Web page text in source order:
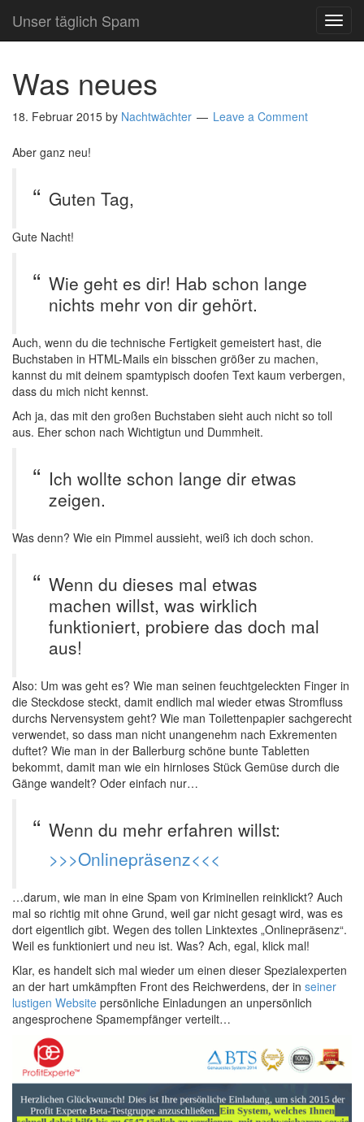
Unser täglich Spam
Was neues
18. Februar 2015 by Nachtwächter Leave a Comment
Aber ganz neu!
Guten Tag,
Gute Nacht!
Wie geht es dir! Hab schon lange
nichts mehr von dir gehört.
Auch, wenn du die technische Fertigkeit gemeistert hast, die
Buchstaben in HTML-Mails ein bisschen größer zu machen,
kannst du mit deinem spamtypisch doofen Text kaum verbergen,
dass du mich nicht kennst.
Ach ja, das mit den großen Buchstaben sieht auch nicht so toll
aus. Eher schon nach Wichtigtun und Dummheit.
Ich wollte schon lange dir etwas
zeigen.
Was denn? Wie ein Pimmel aussieht, weiß ich doch schon.
Wenn du dieses mal etwas
machen willst, was wirklich
funktioniert, probiere das doch mal
aus!
Also: Um was geht es? Wie man seinen feuchtgeleckten Finger in
die Steckdose steckt, damit endlich mal wieder etwas Stromfluss
durchs Nervensystem geht? Wie man Toilettenpapier sachgerecht
verwendet, so dass man nicht unangenehm nach Exkrementen
duftet? Wie man in der Ballerburg schöne bunte Tabletten
bekommt, damit man wie ein hirnloses Stück Gemüse durch die
Gänge wandelt? Oder einfach nur…
Wenn du mehr erfahren willst:
>>>Onlinepräsenz<<<
…darum, wie man in eine Spam von Kriminellen reinklickt? Auch
mal so richtig mit ohne Grund, weil gar nicht gesagt wird, was es
dort eigentlich gibt. Wegen des tollen Linktextes „Onlinepräsenz“.
Weil es funktioniert und neu ist. Was? Ach, egal, klick mal!
Klar, es handelt sich mal wieder um einen dieser Spezialexperten
an der hart umkämpften Front des Reichwerdens, der in seiner
lustigen Website persönliche Einladungen an unpersönlich
angesprochene Spamempfänger verteilt…